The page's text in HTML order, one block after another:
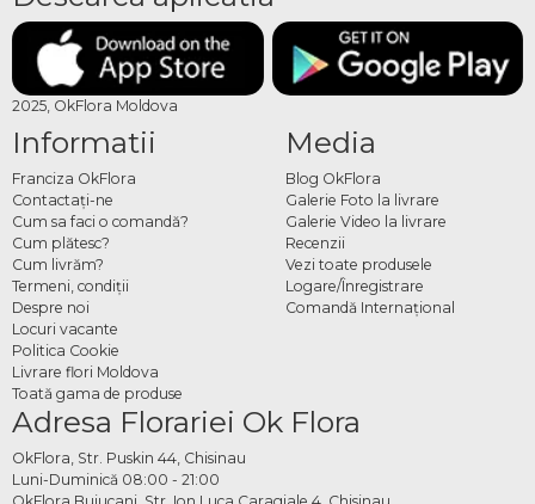
2025, OkFlora Moldova
Informatii
Franciza OkFlora
Contactaţi-ne
Cum sa faci o comandă?
Cum plătesc?
Cum livrăm?
Termeni, condiţii
Despre noi
Locuri vacante
Politica Cookie
Livrare flori Moldova
Toată gama de produse
Media
Blog OkFlora
Galerie Foto la livrare
Galerie Video la livrare
Recenzii
Vezi toate produsele
Logare/Înregistrare
Comandă Internațional
Adresa Florariei Ok Flora
OkFlora, Str. Puskin 44, Chisinau
Luni-Duminică 08:00 - 21:00